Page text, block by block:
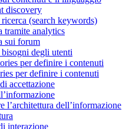
discovery
(search keywords)
tramite analytics
sui forum
degli utenti
per definire i contenuti
per definire i contenuti
accettazione
l’architettura dell’informazione
interazione